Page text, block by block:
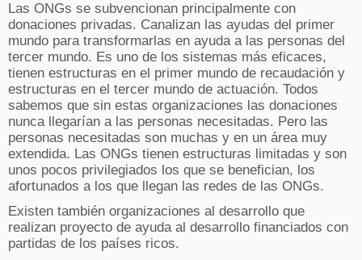
Las ONGs se subvencionan principalmente con
donaciones privadas. Canalizan las ayudas del primer
mundo para transformarlas en ayuda a las personas del
tercer mundo. Es uno de los sistemas más eficaces,
tienen estructuras en el primer mundo de recaudación y
estructuras en el tercer mundo de actuación. Todos
sabemos que sin estas organizaciones las donaciones
nunca llegarían a las personas necesitadas. Pero las
personas necesitadas son muchas y en un área muy
extendida. Las ONGs tienen estructuras limitadas y son
unos pocos privilegiados los que se benefician, los
afortunados a los que llegan las redes de las ONGs.
Existen también organizaciones al desarrollo que
realizan proyecto de ayuda al desarrollo financiados con
partidas de los países ricos.